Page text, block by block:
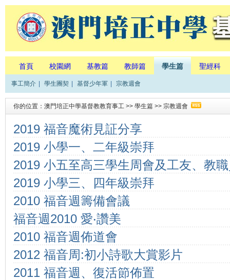
首頁 校園網 基教篇 教師篇 學生篇 聖經科
事工簡介 學生團契 基督少年軍 宗教週會
你的位置： 澳門培正中學基督教教育事工 >> 學生篇 >> 宗教週會
2019 福音魔術見証分享
2019 小學一、二年級崇拜
2019 小五至高三學生周會及工友、教
2019 小學三、四年級崇拜
2010 福音週籌備會議
福音週2010 愛‧讚美
2010 福音週佈道會
2012 福音周:初小詩歌大賞影片
2011 福音週、復活節佈置